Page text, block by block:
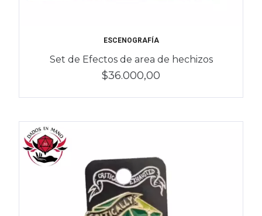
ESCENOGRAFÍA
Set de Efectos de area de hechizos
$36.000,00